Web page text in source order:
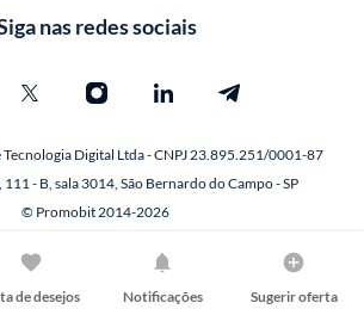
de desejos Notificações Sugerir oferta
nas redes sociais
Digital Ltda - CNPJ 23.895.251/0001-87
111 - B, sala 3014, São Bernardo do Campo - SP
© Promobit 2014-2026